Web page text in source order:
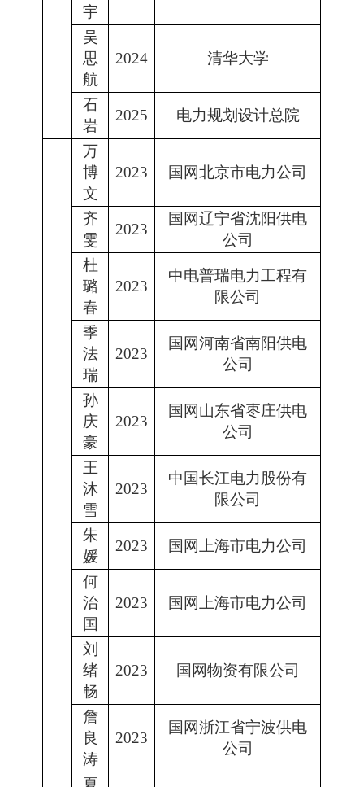
宇
吴
思
航
2024 清华大学
石
岩
2025 电力规划设计总院
万
博
文
2023 国网北京市电力公司
齐
雯
2023
国网辽宁省沈阳供电
公司
杜
璐
春
2023
中电普瑞电力工程有
限公司
季
法
瑞
2023
国网河南省南阳供电
公司
孙
庆
豪
2023
国网山东省枣庄供电
公司
王
沐
雪
2023
中国长江电力股份有
限公司
朱
媛
2023 国网上海市电力公司
何
治
国
2023 国网上海市电力公司
刘
绪
畅
2023 国网物资有限公司
詹
良
涛
2023
国网浙江省宁波供电
公司